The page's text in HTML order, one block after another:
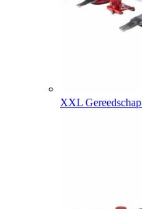
XXL Gereedschap